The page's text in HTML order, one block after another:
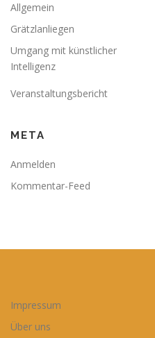
Allgemein
Grätzlanliegen
Umgang mit künstlicher
Intelligenz
Veranstaltungsbericht
META
Anmelden
Kommentar-Feed
Impressum
Über uns